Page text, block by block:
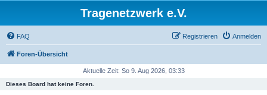
Tragenetzwerk e.V.
FAQ Anmelden
Registrieren
Foren-Übersicht
Aktuelle Zeit: So 9. Aug 2026, 03:33
Dieses Board hat keine Foren.